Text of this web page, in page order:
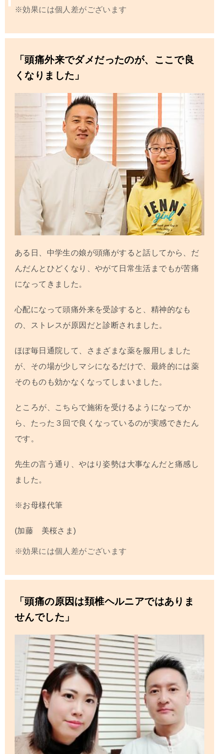
※効果には個人差がございます
「頭痛外来でダメだったのが、ここで良
くなりました」
ある日、中学生の娘が頭痛がすると話してから、だ
んだんとひどくなり、やがて日常生活までもが苦痛
になってきました。
心配になって頭痛外来を受診すると、精神的なも
の、ストレスが原因だと診断されました。
ほぼ毎日通院して、さまざまな薬を服用しました
が、その場が少しマシになるだけで、最終的には薬
そのものも効かなくなってしまいました。
ところが、こちらで施術を受けるようになってか
ら、たった３回で良くなっているのが実感できたん
です。
先生の言う通り、やはり姿勢は大事なんだと痛感し
ました。
※お母様代筆
(加藤 美桜さま)
※効果には個人差がございます
「頭痛の原因は頚椎ヘルニアではありま
せんでした」